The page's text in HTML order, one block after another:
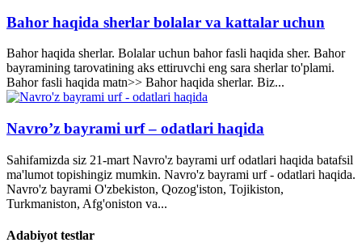
Bahor haqida sherlar bolalar va kattalar uchun
Bahor haqida sherlar. Bolalar uchun bahor fasli haqida sher. Bahor
bayramining tarovatining aks ettiruvchi eng sara sherlar to'plami.
Bahor fasli haqida matn>> Bahor haqida sherlar. Biz...
Navro’z bayrami urf – odatlari haqida
Sahifamizda siz 21-mart Navro'z bayrami urf odatlari haqida batafsil
ma'lumot topishingiz mumkin. Navro'z bayrami urf - odatlari haqida.
Navro'z bayrami O'zbekiston, Qozog'iston, Tojikiston,
Turkmaniston, Afg'oniston va...
Adabiyot testlar